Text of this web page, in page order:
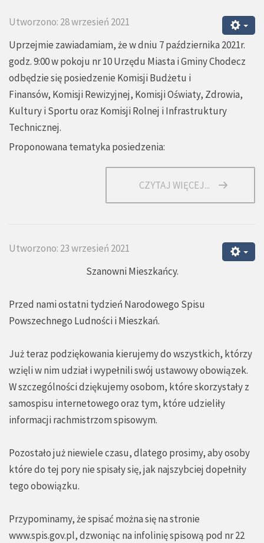
Utworzono: 28 wrzesień 2021
Uprzejmie zawiadamiam, że w dniu 7 października 2021r.
godz. 9:00 w pokoju nr 10 Urzędu Miasta i Gminy Chodecz
odbędzie się posiedzenie Komisji Budżetu i
Finansów, Komisji Rewizyjnej, Komisji Oświaty, Zdrowia,
Kultury i Sportu oraz Komisji Rolnej i Infrastruktury
Technicznej.
Proponowana tematyka posiedzenia:
CZYTAJ WIĘCEJ...
Utworzono: 23 wrzesień 2021
Szanowni Mieszkańcy.
Przed nami ostatni tydzień Narodowego Spisu
Powszechnego Ludności i Mieszkań.
Już teraz podziękowania kierujemy do wszystkich, którzy
wzięli w nim udział i wypełnili swój ustawowy obowiązek.
W szczególności dziękujemy osobom, które skorzystały z
samospisu internetowego oraz tym, które udzieliły
informacji rachmistrzom spisowym.
Pozostało już niewiele czasu, dlatego prosimy, aby osoby
które do tej pory nie spisały się, jak najszybciej dopełniły
tego obowiązku.
Przypominamy, że spisać można się na stronie
www.spis.gov.pl, dzwoniąc na infolinię spisową pod nr 22